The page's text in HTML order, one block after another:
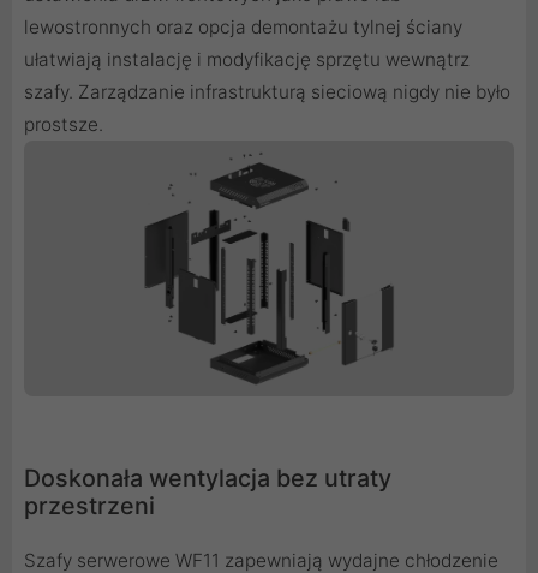
lewostronnych oraz opcja demontażu tylnej ściany
ułatwiają instalację i modyfikację sprzętu wewnątrz
szafy. Zarządzanie infrastrukturą sieciową nigdy nie było
prostsze.
Doskonała wentylacja bez utraty
przestrzeni
Szafy serwerowe WF11 zapewniają wydajne chłodzenie